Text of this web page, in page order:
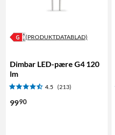
(PRODUKTDATABLAD)
Dimbar LED-pære G4 120
lm
4.5 (213)
9990